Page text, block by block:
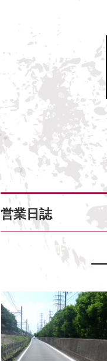
営業日誌